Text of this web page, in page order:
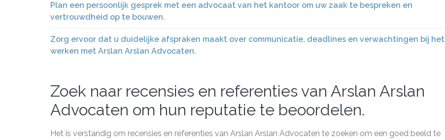
Plan een persoonlijk gesprek met een advocaat van het kantoor om uw zaak te bespreken en
vertrouwdheid op te bouwen.
Zorg ervoor dat u duidelijke afspraken maakt over communicatie, deadlines en verwachtingen bij het
werken met Arslan Arslan Advocaten.
Zoek naar recensies en referenties van Arslan Arslan
Advocaten om hun reputatie te beoordelen.
Het is verstandig om recensies en referenties van Arslan Arslan Advocaten te zoeken om een goed beeld te